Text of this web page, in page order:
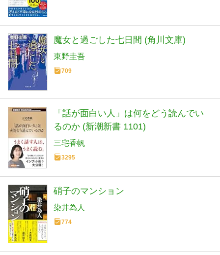
魔女と過ごした七日間 (角川文庫)
東野圭吾
709
「話が面白い人」は何をどう読んでい
るのか (新潮新書 1101)
三宅香帆
3295
硝子のマンション
染井為人
774